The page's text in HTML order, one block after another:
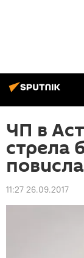
ЧП в
стрела
11:27 26.09.2017